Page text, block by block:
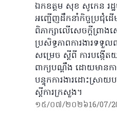
ឯកឧត្តម សុខ សូកេន រដ្ឋ
អញ្ជើញដឹកនាំកិច្ចប្រជុំដ
ពិភាក្សាលើសេចក្តីព្រាង
ប្រសិទ្ធភាពការងារទទួ
សម្រេច ស្ដីពី ការបង្កើ
ពាក្យបណ្ដឹង ដោយមានក
បន្ទុកការងារដោះស្រា
ស្ដីការក្រសួង។
១៥/០៧/២០២៦16/07/